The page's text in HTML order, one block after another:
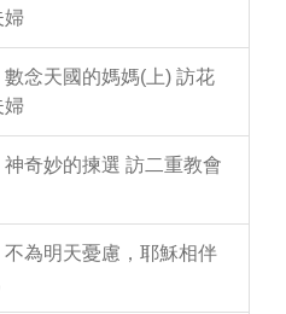
婦
念天國的媽媽(上) 訪花
婦
奇妙的揀選 訪二重教會
為明天憂慮，耶穌相伴